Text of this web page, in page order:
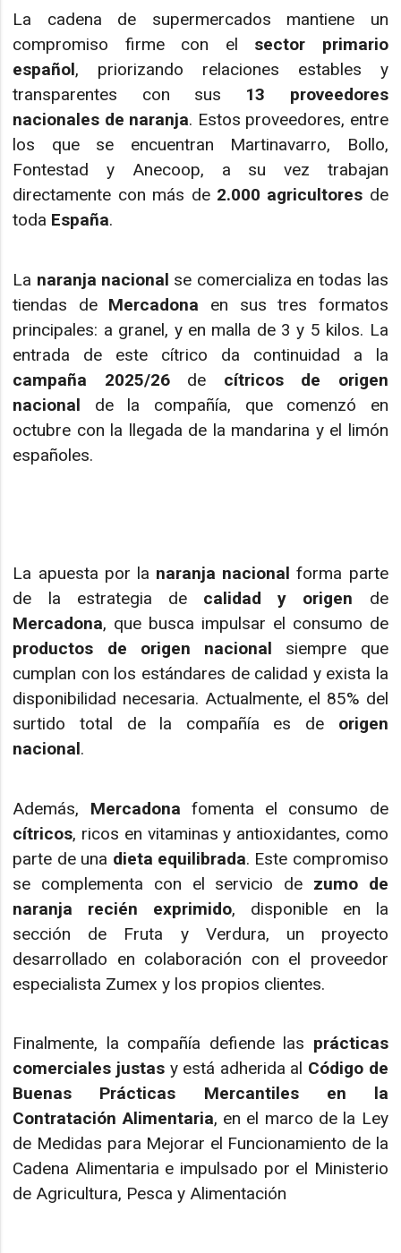
La cadena de supermercados mantiene un
compromiso firme con el sector primario
español, priorizando relaciones estables y
transparentes con sus 13 proveedores
nacionales de naranja. Estos proveedores, entre
los que se encuentran Martinavarro, Bollo,
Fontestad y Anecoop, a su vez trabajan
directamente con más de 2.000 agricultores de
toda España.
La naranja nacional se comercializa en todas las
tiendas de Mercadona en sus tres formatos
principales: a granel, y en malla de 3 y 5 kilos. La
entrada de este cítrico da continuidad a la
campaña 2025/26de cítricos de origen
nacional de la compañía, que comenzó en
octubre con la llegada de la mandarina y el limón
españoles.
La apuesta por la naranja nacional forma parte
de la estrategia de calidad y origen de
Mercadona, que busca impulsar el consumo de
productos de origen nacional siempre que
cumplan con los estándares de calidad y exista la
disponibilidad necesaria. Actualmente, el 85% del
surtido total de la compañía es de origen
nacional.
Además, Mercadona fomenta el consumo de
cítricos, ricos en vitaminas y antioxidantes, como
parte de una dieta equilibrada. Este compromiso
se complementa con el servicio de zumo de
naranja recién exprimido, disponible en la
sección de Fruta y Verdura, un proyecto
desarrollado en colaboración con el proveedor
especialista Zumex y los propios clientes.
Finalmente, la compañía defiende las prácticas
comerciales justas y está adherida al Código de
Buenas Prácticas Mercantiles en la
Contratación Alimentaria, en el marco de la Ley
de Medidas para Mejorar el Funcionamiento de la
Cadena Alimentaria e impulsado por el Ministerio
de Agricultura, Pesca y Alimentación